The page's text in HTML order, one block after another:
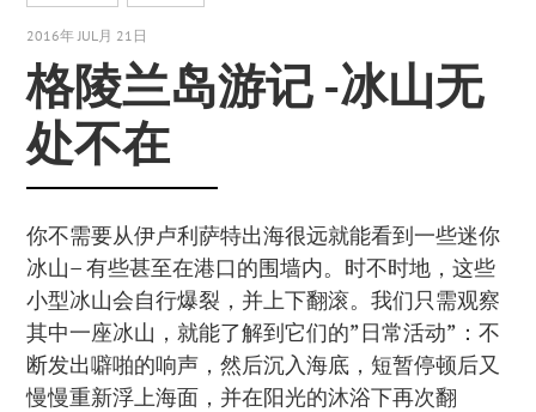
2016年 JUL月 21日
格陵兰岛游记 -冰山无
处不在
你不需要从伊卢利萨特出海很远就能看到一些迷你
冰山– 有些甚至在港口的围墙内。时不时地，这些
小型冰山会自行爆裂，并上下翻滚。我们只需观察
其中一座冰山，就能了解到它们的”日常活动”：不
断发出噼啪的响声，然后沉入海底，短暂停顿后又
慢慢重新浮上海面，并在阳光的沐浴下再次翻